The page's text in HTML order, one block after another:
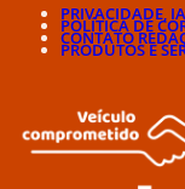
PRIVACIDADE,
POLÍTICA DE
CONTATO
PRODUTOS E